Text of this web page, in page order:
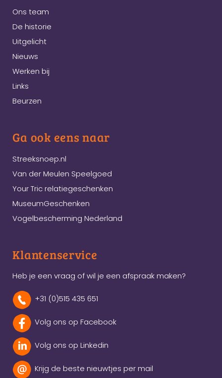
Ons team
De historie
Uitgelicht
Nieuws
Werken bij
Links
Beurzen
Ga ook eens naar
Streeksnoep.nl
Van der Meulen Speelgoed
Your Tric relatiegeschenken
MuseumGeschenken
Vogelbescherming Nederland
Klantenservice
Heb je een vraag of wil je een afspraak maken?
+31 (0)515 435 651
Volg ons op Facebook
Volg ons op Linkedin
Krijg de beste nieuwtjes per mail